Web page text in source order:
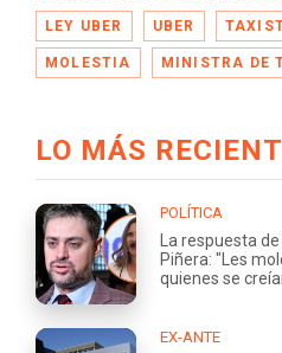
LEY UBER UBER
MOLESTIA MINISTRA DE
LO MÁS
POLÍTICA
La respuesta
Piñera: "Les
quienes se
EX-ANTE